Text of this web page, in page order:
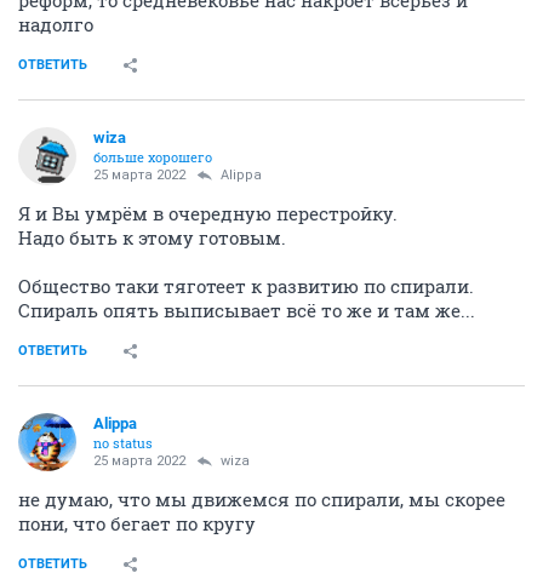
надолго
ОТВЕТИТЬ
wiza
больше хорошего
25 марта 2022 Alippa
Я и Вы умрём в очередную перестройку.
Надо быть к этому готовым.
Общество таки тяготеет к развитию по спирали.
Спираль опять выписывает всё то же и там же...
ОТВЕТИТЬ
Alippa
no status
25 марта 2022 wiza
не думаю, что мы движемся по спирали, мы скорее
пони, что бегает по кругу
ОТВЕТИТЬ